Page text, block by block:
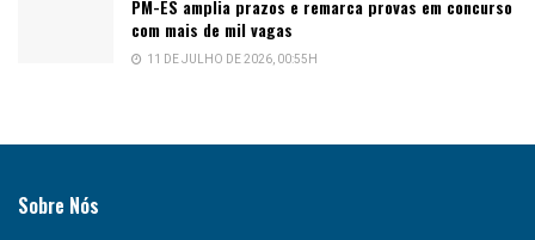
PM-ES amplia prazos e remarca provas em concurso
com mais de mil vagas
11 DE JULHO DE 2026, 00:55H
Sobre Nós